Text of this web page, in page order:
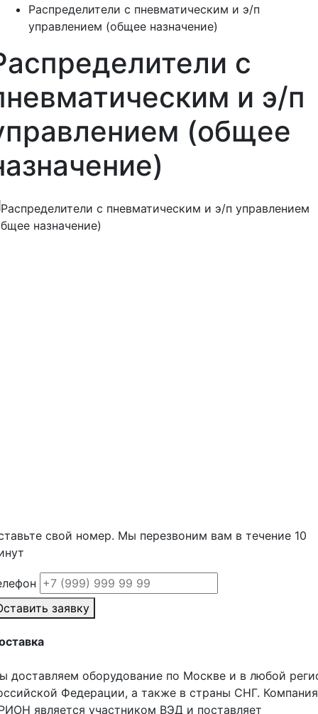
Распределители с пневматическим и э/п
управлением (общее назначение)
с
и э/п
(общее
свой номер. Мы перезвоним вам в течение 10
заявку
доставляем оборудование по Москве и в любой
Федерации, а также в страны СНГ. Компания
является участником ВЭД и поставляет